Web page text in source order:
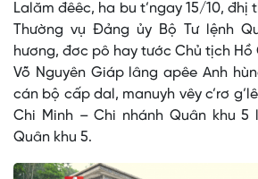
Lalăm đêêc, ha bu t’ngay 15/10,
Thường vụ Đảng ủy Bộ Tư lệnh
hương, đơc pô hay tước Chủ tịch
Võ Nguyên Giáp lâng apêe Anh
cán bộ cấp dal, manuyh vêy c’rơ
Chi Minh – Chi nhánh Quân khu 5
Quân khu 5.